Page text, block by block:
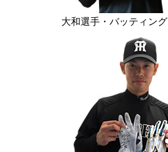
大和選手・バッティン